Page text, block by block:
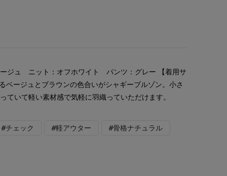
ージュ ニット：オフホワイト パンツ：グレー 【着用サ
ベージュとブラウンの色合いがシャギーブルゾン。小さ
ていて軽い素材感で気軽に羽織っていただけます。
#チェック #軽アウター #骨格ナチュラル